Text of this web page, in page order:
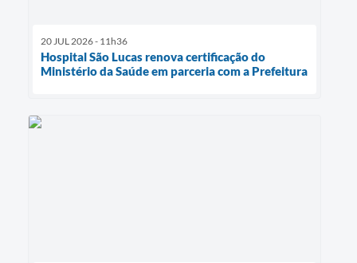
20 JUL 2026 - 11h36
Hospital São Lucas renova certificação do
Ministério da Saúde em parceria com a Prefeitura